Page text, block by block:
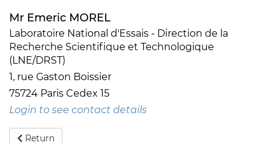
Mr Emeric MOREL
Laboratoire National d'Essais - Direction de la
Recherche Scientifique et Technologique
(LNE/DRST)
1, rue Gaston Boissier
75724 Paris Cedex 15
Login to see contact details
Return